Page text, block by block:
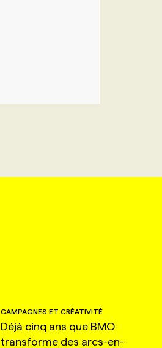
CAMPAGNES ET CRÉATIVITÉ
Déjà cinq ans que BMO
transforme des arcs-en-